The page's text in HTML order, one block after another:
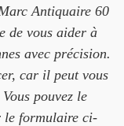
Antiquaire 60
de vous aider à
avec précision.
car il peut vous
pouvez le
le formulaire ci-